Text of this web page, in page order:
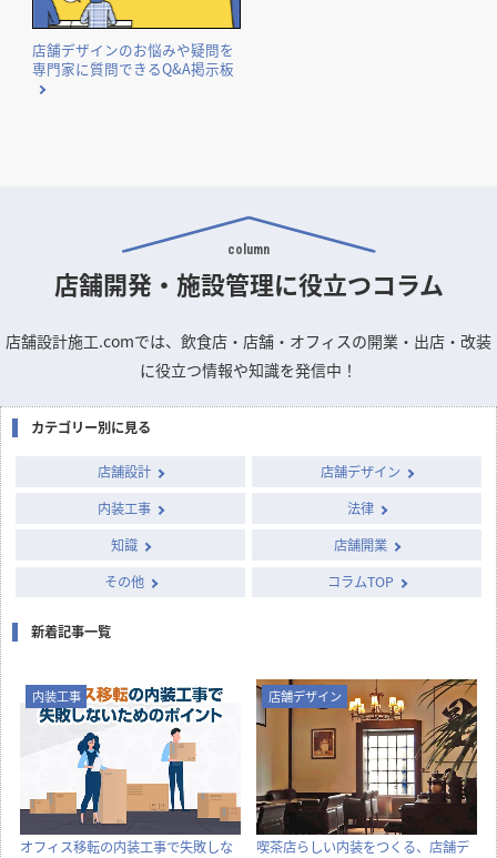
店舗デザインのお悩みや疑問を
専門家に質問できるQ&A掲示板
column
店舗開発・施設管理に役立つコラム
店舗設計施工.comでは、飲食店・店舗・オフィスの開業・出店・改装
に役立つ情報や知識を発信中！
カテゴリー別に見る
店舗設計
店舗デザイン
内装工事
法律
知識
店舗開業
その他
コラムTOP
新着記事一覧
内装工事
オフィス移転の内装工事で失敗しな
店舗デザイン
喫茶店らしい内装をつくる、店舗デ